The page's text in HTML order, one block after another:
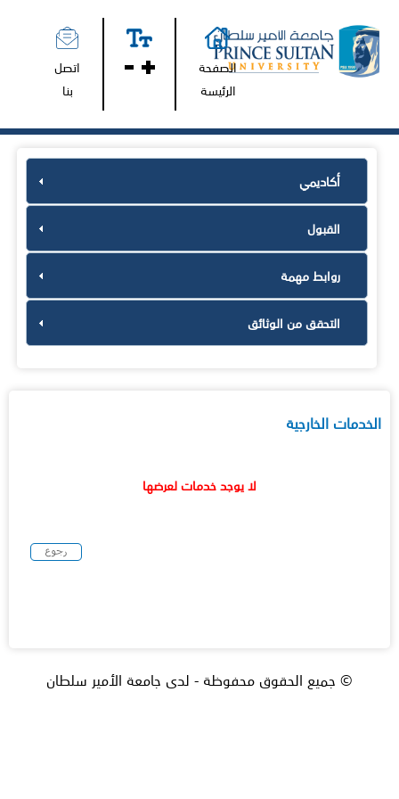
الصفحة
الرئيسة
اتصل
بنا
أكاديمي
القبول
روابط مهمة
التحقق من الوثائق
الخدمات الخارجية
لا يوجد خدمات لعرضها
© جميع الحقوق محفوظة - لدى جامعة الأمير سلطان